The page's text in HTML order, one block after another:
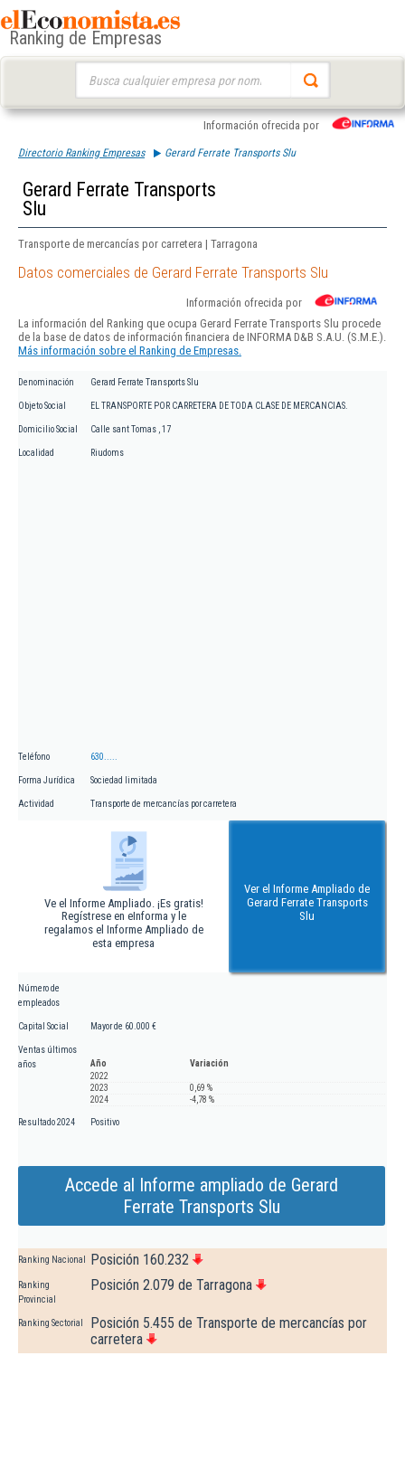
Ranking de Empresas
Información ofrecida por
Directorio Ranking Empresas Gerard Ferrate Transports Slu
Gerard Ferrate Transports
Slu
Transporte de mercancías por carretera | Tarragona
Datos comerciales de Gerard Ferrate Transports Slu
Información ofrecida por
La información del Ranking que ocupa Gerard Ferrate Transports Slu procede
de la base de datos de información financiera de INFORMA D&B S.A.U. (S.M.E.).
Más información sobre el Ranking de Empresas.
Denominación Gerard Ferrate Transports Slu
Objeto Social EL TRANSPORTE POR CARRETERA DE TODA CLASE DE MERCANCIAS.
Domicilio Social Calle sant Tomas , 17
Localidad Riudoms
Teléfono 630.....
Forma Jurídica Sociedad limitada
Actividad Transporte de mercancías por carretera
Ve el Informe Ampliado. ¡Es gratis!
Regístrese en eInforma y le
regalamos el Informe Ampliado de
esta empresa
Ver el Informe Ampliado de
Gerard Ferrate Transports
Slu
Número de
empleados
Capital Social Mayor de 60.000 €
Ventas últimos
años
Año
Variación
2022
2023
0,69 %
2024
-4,78 %
Resultado 2024 Positivo
Accede al Informe ampliado de Gerard
Ferrate Transports Slu
Ranking Nacional Posición 160.232
Ranking
Provincial
Posición 2.079 de Tarragona
Ranking Sectorial
Posición 5.455 de Transporte de mercancías por
carretera